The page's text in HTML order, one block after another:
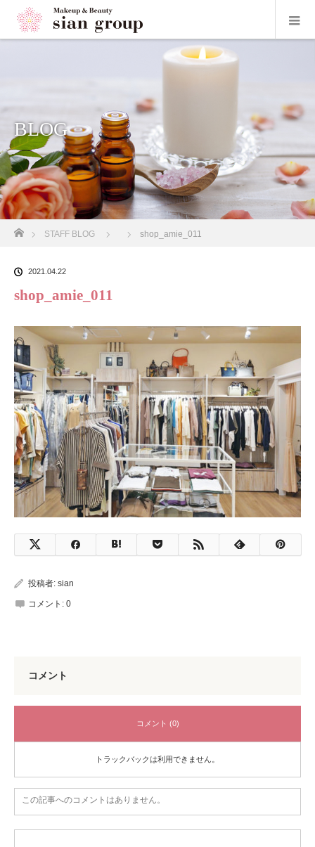
BLOG
ホーム
STAFF BLOG shop_amie_011
2021.04.22
shop_amie_011
投稿者: sian
コメント: 0
コメント
コメント (0)
トラックバックは利用できません。
この記事へのコメントはありません。